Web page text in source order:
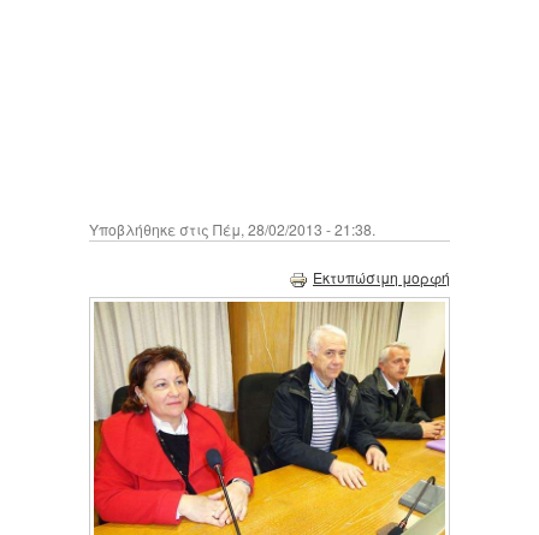
Υποβλήθηκε στις Πέμ, 28/02/2013 - 21:38.
Εκτυπώσιμη μορφή